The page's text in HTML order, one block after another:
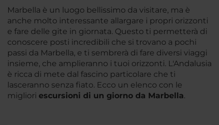
Marbella è un luogo bellissimo da visitare, ma è
anche molto interessante allargare i propri orizzonti
e fare delle gite in giornata. Questo ti permetterà di
conoscere posti incredibili che si trovano a pochi
passi da Marbella, e ti sembrerà di fare diversi viaggi
insieme, che amplieranno i tuoi orizzonti. L'Andalusia
è ricca di mete dal fascino particolare che ti
lasceranno senza fiato. Ecco un elenco con le
migliori escursioni di un giorno da Marbella.